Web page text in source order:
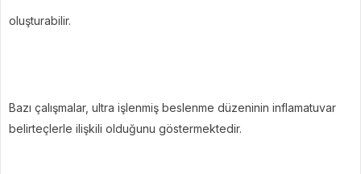
oluşturabilir.
Bazı çalışmalar, ultra işlenmiş beslenme düzeninin inflamatuvar
belirteçlerle ilişkili olduğunu göstermektedir.